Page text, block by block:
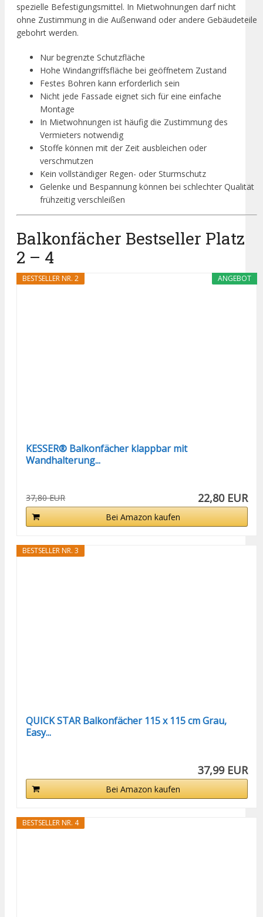
spezielle Befestigungsmittel. In Mietwohnungen darf nicht
ohne Zustimmung in die Außenwand oder andere Gebäudeteile
gebohrt werden.
Nur begrenzte Schutzfläche
Hohe Windangriffsfläche bei geöffnetem Zustand
Festes Bohren kann erforderlich sein
Nicht jede Fassade eignet sich für eine einfache
Montage
In Mietwohnungen ist häufig die Zustimmung des
Vermieters notwendig
Stoffe können mit der Zeit ausbleichen oder
verschmutzen
Kein vollständiger Regen- oder Sturmschutz
Gelenke und Bespannung können bei schlechter Qualität
frühzeitig verschleißen
Balkonfächer Bestseller Platz
2 – 4
ANGEBOT
BESTSELLER NR. 2
KESSER® Balkonfächer klappbar mit
Wandhalterung...
37,80 EUR 22,80 EUR
Bei Amazon kaufen
BESTSELLER NR. 3
QUICK STAR Balkonfächer 115 x 115 cm Grau,
Easy...
37,99 EUR
Bei Amazon kaufen
BESTSELLER NR. 4